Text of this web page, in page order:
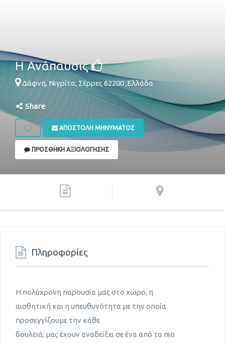
Η Ανάπαυσις
Δάφνη,Νιγρίτα,Σέρρες 62200,Ελλάδα
Share
ΑΠΟΣΤΟΛΉ ΜΗΝΎΜΑΤΟΣ
ΠΡΟΣΘΉΚΗ ΑΞΙΟΛΌΓΗΣΗΣ
Πληροφορίες
Η πολύχρονη παρουσία μας στο χώρο, η
αισθητική και η υπευθυνότητα με την οποία
προσεγγίζουμε την κάθε
δουλειά, μας έχουν αναδείξει σε ένα από τα πιo